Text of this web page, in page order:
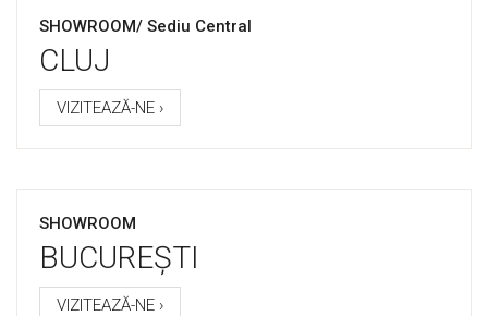
SHOWROOM/ Sediu Central
CLUJ
VIZITEAZĂ-NE ›
SHOWROOM
BUCUREȘTI
VIZITEAZĂ-NE ›